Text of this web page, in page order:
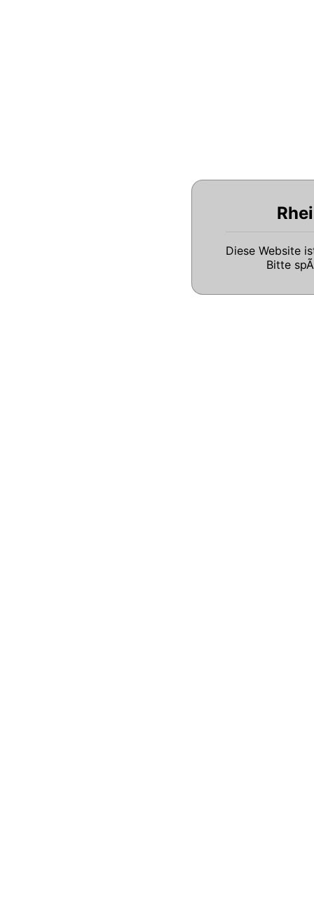
Diese Website
Bitte